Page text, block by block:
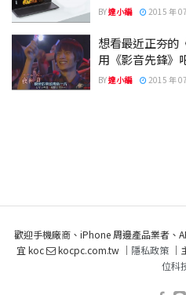
BY達小編 2015 年
想看最近正夯
用《影音先鋒》
BY達小編 2015 年
歡迎手機廠商、iPhone 周邊產品業者、
宜 koc
kocpc.com.tw ｜ 隱私政策｜
位科